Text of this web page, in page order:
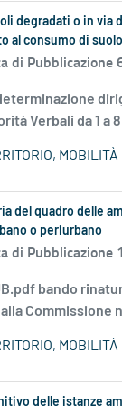
degradati o in
al consumo di suolo
di
Verbali da 1 a
del quadro delle
o periurbano
di
bando
Commissione
delle istanze